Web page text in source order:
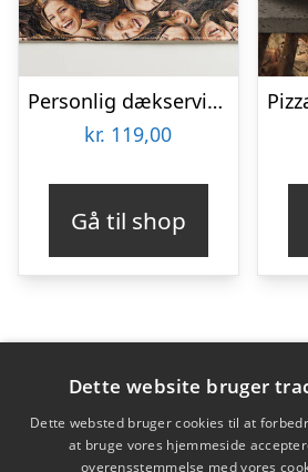
Personlig dækserviet med Billede – Multiface
kr. 119,00
Gå til shop
Varekategorier
Produkter
Dette website bruger
Dette websted bruger cookies til at
at bruge vores hjemmeside
overensstemmelse med vores